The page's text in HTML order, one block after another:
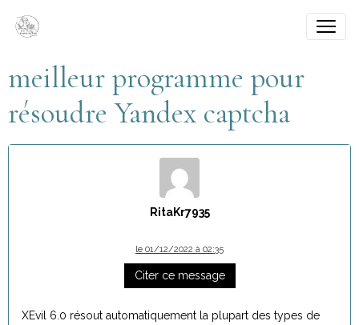
meilleur programme pour
résoudre Yandex captcha
RitaKr7935
le 01/12/2022 à 02:35
Citer ce message
XEvil 6.0 résout automatiquement la plupart des types de